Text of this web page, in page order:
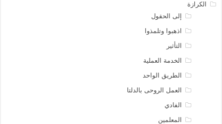
الكرازة
إلى الحقول
اذهبوا وتلمذوا
التأثير
الخدمة العملية
الطريق الواحد
العمل الروحى بالدلتا
الفادي
المعلمين